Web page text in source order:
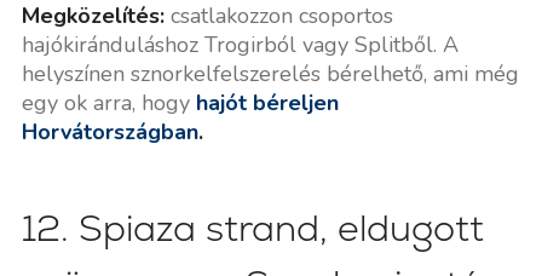
Megközelítés:csatlakozzon csoportos
hajókiránduláshoz Trogirból vagy Splitből. A
helyszínen sznorkelfelszerelés bérelhető, ami még
egy ok arra, hogy hajót béreljen
Horvátországban.
12. Spiaza strand, eldugott